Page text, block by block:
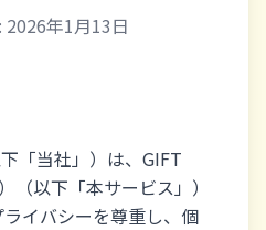
2026年1月13日
「当社」）は、GIFT
（以下「本サービス」）
イバシーを尊重し、個